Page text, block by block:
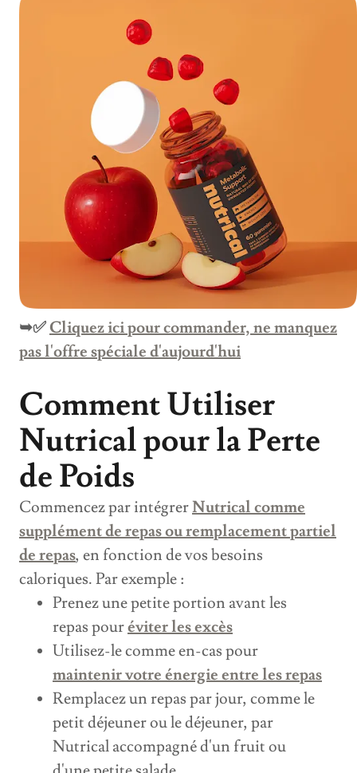
➥✅Cliquez ici pour commander, ne manquez
pas l'offre spéciale d'aujourd'hui
Comment Utiliser
Nutrical pour la Perte
de Poids
Commencez par intégrerNutrical comme
supplément de repas ou remplacement partiel
de repas, en fonction de vos besoins
caloriques. Par exemple :
Prenez une petite portion avant les
repas pouréviter les excès
Utilisez-le comme en-cas pour
maintenir votre énergie entre les repas
Remplacez un repas par jour, comme le
petit déjeuner ou le déjeuner, par
Nutrical accompagné d'un fruit ou